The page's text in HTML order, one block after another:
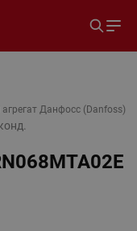
Данфосс (Danfoss)